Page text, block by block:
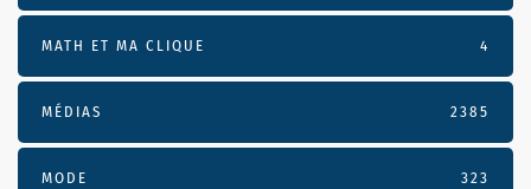
MATH ET MA CLIQUE 4
MÉDIAS 2385
MODE 323